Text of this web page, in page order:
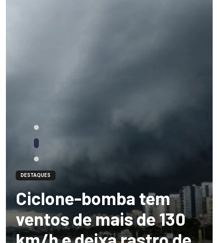
DESTAQUES
Ciclone-bomba tem
ventos de mais de 130